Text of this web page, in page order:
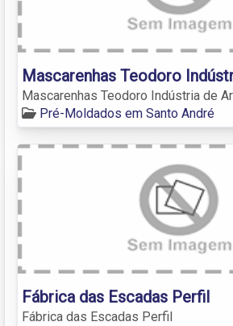
Mascarenhas Teodoro
Mascarenhas Teodoro Indústria de
Pré-Moldados em Santo André
Fábrica das Escadas Perfil
Fábrica das Escadas Perfil